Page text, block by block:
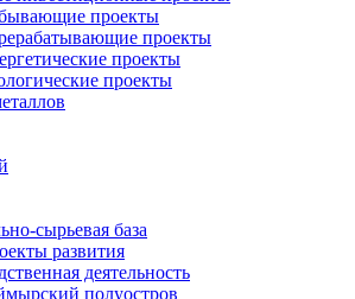
проекты
проекты
проекты
проекты
сырьевая база
развития
деятельность
полуостров